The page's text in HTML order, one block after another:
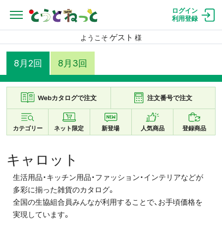
ログイン
利用登録
ようこそ ゲスト 様
8月2回 8月3回
Webカタログで注文 注文番号で注文
カテゴリー ネット限定 新登場 人気商品 登録商品
キャロット
生活用品・キッチン用品・ファッション・インテリアなどが
多彩に揃った雑貨のカタログ。
全国の生協組合員みんなが利用することで、お手頃価格を
実現しています。